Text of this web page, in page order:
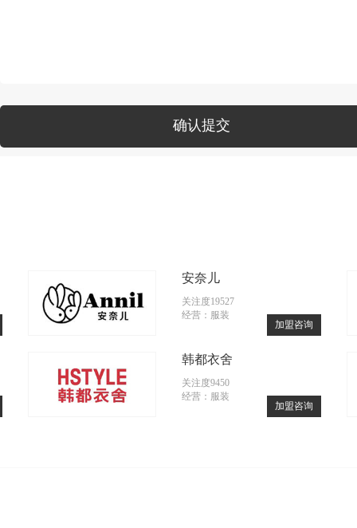
安奈儿
关注度19527
经营：服装
加盟咨询
韩都衣舍
关注度9450
经营：服装
加盟咨询